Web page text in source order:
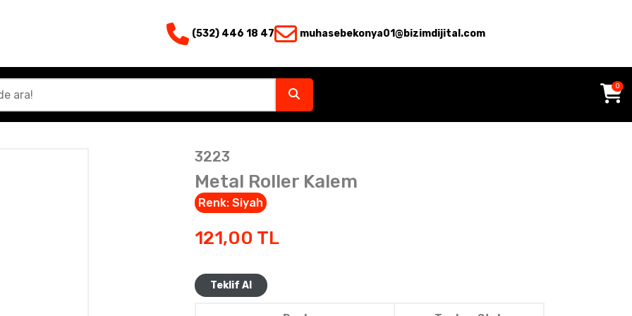
(532) 446 18 47 muhasebekonya01@bizimdijital.com
0
3223
Metal Roller Kalem
Renk: Siyah
121,00 TL
Teklif Al